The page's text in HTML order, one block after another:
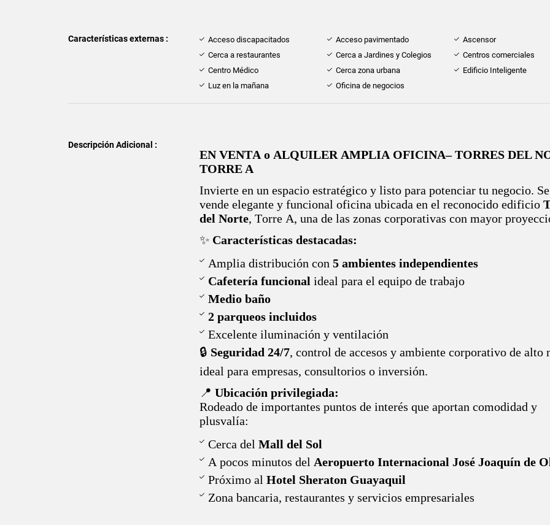
Características externas : Acceso discapacitados Acceso pavimentado
Ascensor
Cerca a restaurantes
Cerca a Jardines y Colegios
Centros comerciales
Centro Médico
Cerca zona urbana
Edificio Inteligente
Luz en la mañana
Oficina de negocios
Descripción Adicional :
EN VENTA o ALQUILER AMPLIA OFICINA– TORRES DEL
TORRE A
Invierte en un espacio estratégico y listo para potenciar tu negocio. Se
vende elegante y funcional oficina ubicada en el reconocido edificio
del Norte, Torre A, una de las zonas corporativas con mayor
✨ Características destacadas:
Amplia distribución con5 ambientes independientes
Cafetería funcional ideal para el equipo de trabajo
Medio baño
2 parqueos incluidos
Excelente iluminación y ventilación
🔒 Seguridad 24/7, control de accesos y ambiente corporativo de alto
ideal para empresas, consultorios o inversión.
📍Ubicación privilegiada:
Rodeado de importantes puntos de interés que aportan comodidad y
plusvalía:
Cerca delMall del Sol
A pocos minutos del Aeropuerto Internacional José Joaquín de
Próximo alHotel Sheraton Guayaquil
Zona bancaria, restaurantes y servicios empresariales